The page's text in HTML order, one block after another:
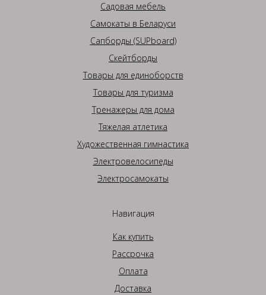
Садовая мебель
Самокаты в Беларуси
Сапборды (SUPboard)
Скейтборды
Товары для единоборств
Товары для туризма
Тренажеры для дома
Тяжелая атлетика
Художественная гимнастика
Электровелосипеды
Электросамокаты
Навигация
Как купить
Рассрочка
Оплата
Доставка